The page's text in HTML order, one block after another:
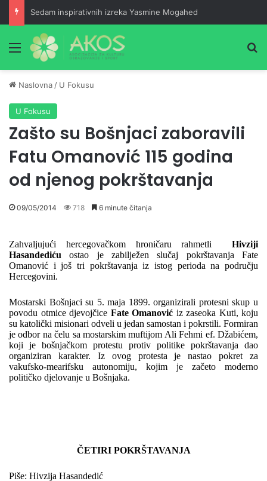
Sedam inspirativnih izreka Yasmine Mogahed
Meni
Naslovna / U Fokusu
U Fokusu
Zašto su Bošnjaci zaboravili
Fatu Omanović 115 godina
od njenog pokrštavanja
09/05/2014 718 6 minute čitanja
Zahvaljujući hercegovačkom hroničaru rahmetli
Hivziji
Hasandediću ostao je zabilježen slučaj pokrštavanja Fate
Omanović i još tri pokrštavanja iz istog perioda na području
Hercegovini.
Mostarski Bošnjaci su 5. maja 1899. organizirali protesni skup u
povodu otmice djevojčice Fate Omanović iz zaseoka Kuti, koju
su katolički misionari odveli u jedan samostan i pokrstili. Formiran
je odbor na čelu sa mostarskim muftijom Ali Fehmi ef. Džabićem,
koji je bošnjačkom protestu protiv politike pokrštavanja dao
organiziran karakter. Iz ovog protesta je nastao pokret za
vakufsko-mearifsku autonomiju, kojim je začeto moderno
političko djelovanje u Bošnjaka.
ČETIRI POKRŠTAVANJA
Piše: Hivzija Hasandedić